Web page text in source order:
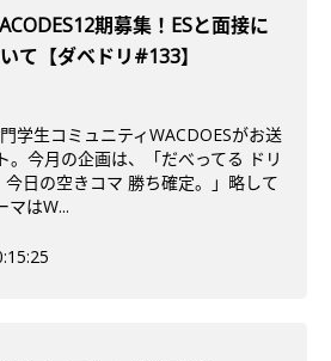
期募集！ESと面接に
て【ダベドリ#133】
学生コミュニティWACDOESがお送
。今月の企画は、「だべってる ドリ
今日の空きコマ 勝ち確定。」略して
マはW...